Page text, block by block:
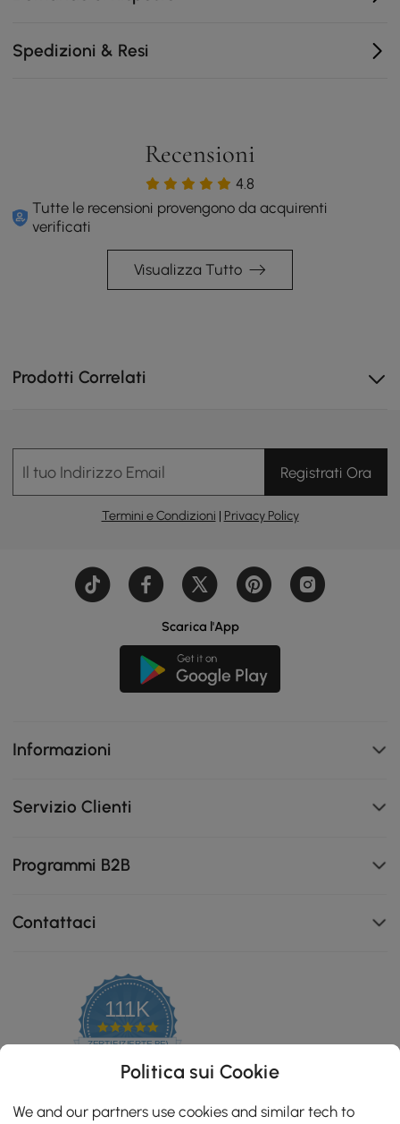
Spedizioni & Resi
Recensioni
4.8
Tutte le recensioni provengono da acquirenti
verificati
Visualizza Tutto
Prodotti Correlati
Il tuo Indirizzo Email Registrati Ora
Termini e Condizioni | Privacy Policy
Scarica l'App
Informazioni
Servizio Clienti
Programmi B2B
Contattaci
111K
4.8
star
ZERTIFIZIERTE BEWERTUNGEN
Politica sui Cookie
We and our partners use cookies and similar tech to